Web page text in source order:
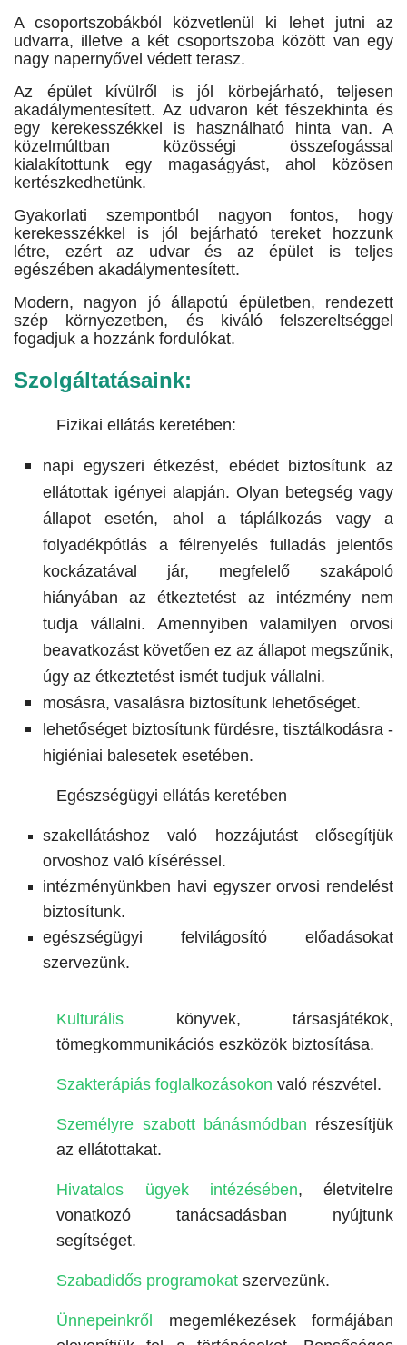
A csoportszobákból közvetlenül ki lehet jutni az
udvarra, illetve a két csoportszoba között van egy
nagy napernyővel védett terasz.
Az épület kívülről is jól körbejárható, teljesen
akadálymentesített. Az udvaron két fészekhinta és
egy kerekesszékkel is használható hinta van. A
közelmúltban közösségi összefogással
kialakítottunk egy magaságyást, ahol közösen
kertészkedhetünk.
Gyakorlati szempontból nagyon fontos, hogy
kerekesszékkel is jól bejárható tereket hozzunk
létre, ezért az udvar és az épület is teljes
egészében akadálymentesített.
Modern, nagyon jó állapotú épületben, rendezett
szép környezetben, és kiváló felszereltséggel
fogadjuk a hozzánk fordulókat.
Szolgáltatásaink:
Fizikai ellátás keretében:
napi egyszeri étkezést, ebédet biztosítunk az
ellátottak igényei alapján. Olyan betegség vagy
állapot esetén, ahol a táplálkozás vagy a
folyadékpótlás a félrenyelés fulladás jelentős
kockázatával jár, megfelelő szakápoló
hiányában az étkeztetést az intézmény nem
tudja vállalni. Amennyiben valamilyen orvosi
beavatkozást követően ez az állapot megszűnik,
úgy az étkeztetést ismét tudjuk vállalni.
mosásra, vasalásra biztosítunk lehetőséget.
lehetőséget biztosítunk fürdésre, tisztálkodásra -
higiéniai balesetek esetében.
Egészségügyi ellátás keretében
szakellátáshoz való hozzájutást elősegítjük
orvoshoz való kíséréssel.
intézményünkben havi egyszer orvosi rendelést
biztosítunk.
egészségügyi felvilágosító előadásokat
szervezünk.
Kulturális
könyvek, társasjátékok,
tömegkommunikációs eszközök biztosítása.
Szakterápiás foglalkozásokon való részvétel.
Személyre szabott bánásmódban részesítjük
az ellátottakat.
Hivatalos ügyek intézésében, életvitelre
vonatkozó tanácsadásban nyújtunk
segítséget.
Szabadidős programokat szervezünk.
Ünnepeinkről
megemlékezések formájában